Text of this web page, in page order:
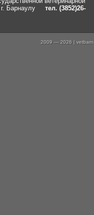
Барнаулу
тел. (3852)26-
2009 — 2026 |